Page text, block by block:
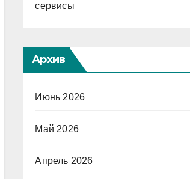
сервисы
Архив
Июнь 2026
Май 2026
Апрель 2026